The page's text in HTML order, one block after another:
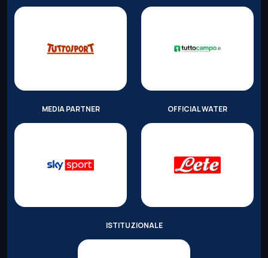
MEDIA PARTNER OFFICIAL WATER
ISTITUZIONALE